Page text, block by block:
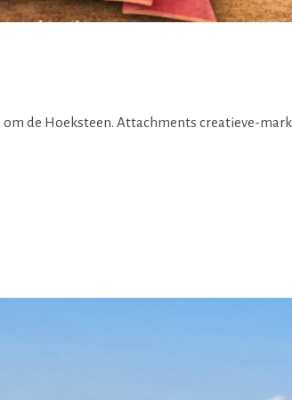
de Hoeksteen. Attachments creatieve-